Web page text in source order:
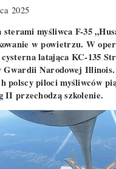
2025
myśliwca F-35
w powietrzu. W
latająca KC-135
Gwardii Narodowej
polscy piloci myśliwców
II przechodzą szkolenie.